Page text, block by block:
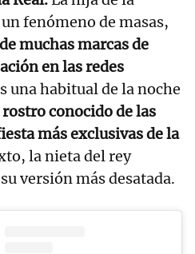
fenómeno de masas,
muchas marcas de
en las redes
una habitual de la noche
conocido de las
más exclusivas de la
la nieta del rey
versión más desatada.